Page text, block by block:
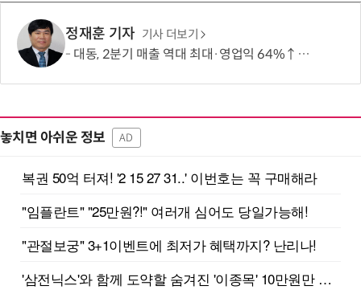
정재훈 기자 기사 더보기
대동, 2분기 매출 역대 최대·영업익 64%↑…상반기 매출도 신기록
놓치면 아쉬운 정보 AD